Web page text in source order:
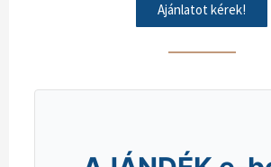
Ajánlatot kérek!